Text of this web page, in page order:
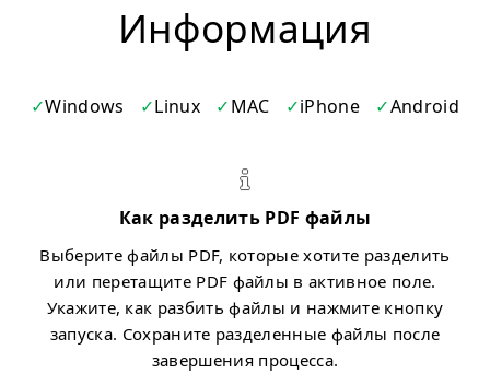
Информация
Windows Linux MAC iPhone Android
Как разделить PDF файлы
Выберите файлы PDF, которые хотите разделить
или перетащите PDF файлы в активное поле.
Укажите, как разбить файлы и нажмите кнопку
запуска. Сохраните разделенные файлы после
завершения процесса.